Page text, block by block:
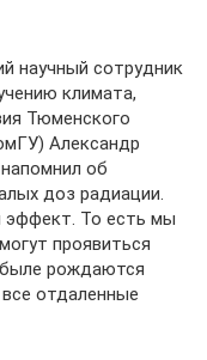
научный сотрудник
климата,
Тюменского
Александр
об
доз радиации.
эффект. То есть мы
проявиться
рождаются
отдаленные